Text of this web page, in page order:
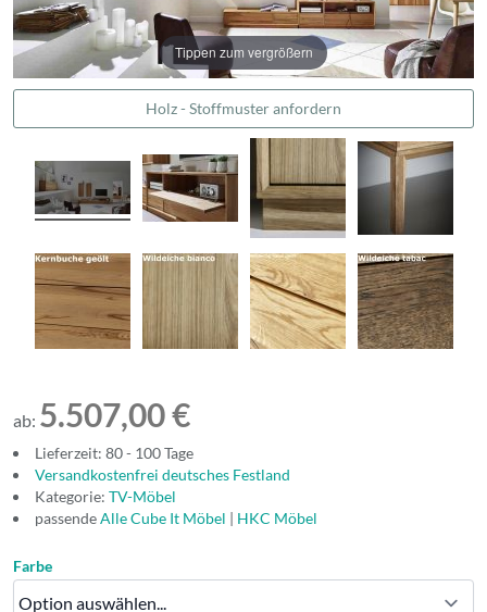
Tippen zum vergrößern
Holz - Stoffmuster anfordern
ab: 5.507,00 €
Lieferzeit: 80 - 100 Tage
Versandkostenfrei deutsches Festland
Kategorie: TV-Möbel
passendeAlle Cube It Möbel | HKC Möbel
Farbe